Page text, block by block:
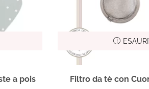
a pois Filtro da tè con